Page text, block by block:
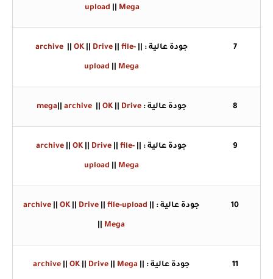
upload Mega
7 جودة عالية : || archive OK|| Drive|| file-
upload Mega
8 جودة عالية : mega archive OK|| Drive
9 جودة عالية : || archive OK|| Drive file-
upload Mega
10 جودة عالية : || archive OK|| Drive file-upload
Mega
11 جودة عالية : || archive OK|| Drive Mega